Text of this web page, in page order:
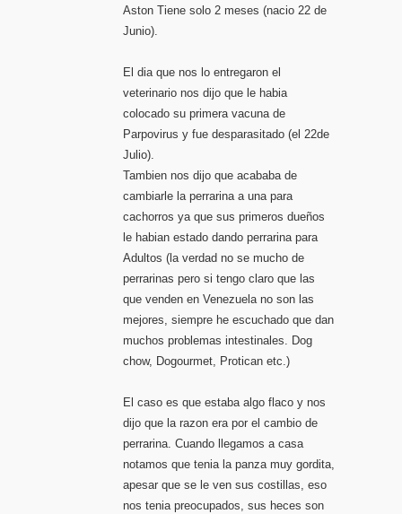
Aston Tiene solo 2 meses (nacio 22 de
Junio).
El dia que nos lo entregaron el
veterinario nos dijo que le habia
colocado su primera vacuna de
Parpovirus y fue desparasitado (el 22de
Julio).
Tambien nos dijo que acababa de
cambiarle la perrarina a una para
cachorros ya que sus primeros dueños
le habian estado dando perrarina para
Adultos (la verdad no se mucho de
perrarinas pero si tengo claro que las
que venden en Venezuela no son las
mejores, siempre he escuchado que dan
muchos problemas intestinales. Dog
chow, Dogourmet, Protican etc.)
El caso es que estaba algo flaco y nos
dijo que la razon era por el cambio de
perrarina. Cuando llegamos a casa
notamos que tenia la panza muy gordita,
apesar que se le ven sus costillas, eso
nos tenia preocupados, sus heces son